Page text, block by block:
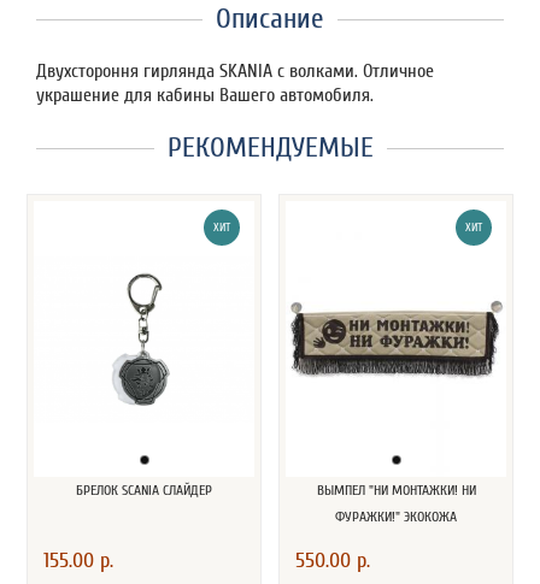
Описание
Двухстороння гирлянда SKANIA с волками. Отличное
украшение для кабины Вашего автомобиля.
РЕКОМЕНДУЕМЫЕ
ХИТ
БРЕЛОК SCANIA СЛАЙДЕР
155.00 р.
ХИТ
ВЫМПЕЛ "НИ МОНТАЖКИ! НИ
ФУРАЖКИ!" ЭКОКОЖА
550.00 р.